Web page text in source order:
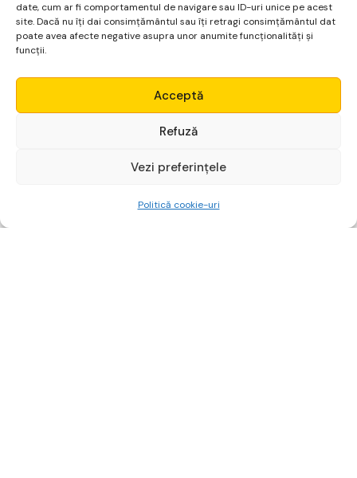
date, cum ar fi comportamentul de navigare sau ID-uri unice pe acest
site. Dacă nu îți dai consimțământul sau îți retragi consimțământul dat
poate avea afecte negative asupra unor anumite funcționalități și
funcții.
Acceptă
Refuză
Vezi preferințele
Politică cookie-uri
Salvează-mi numele, emailul și site-ul web în acest
navigator pentru data viitoare când o să comentez.
Micro Alpha
Începe gratuit